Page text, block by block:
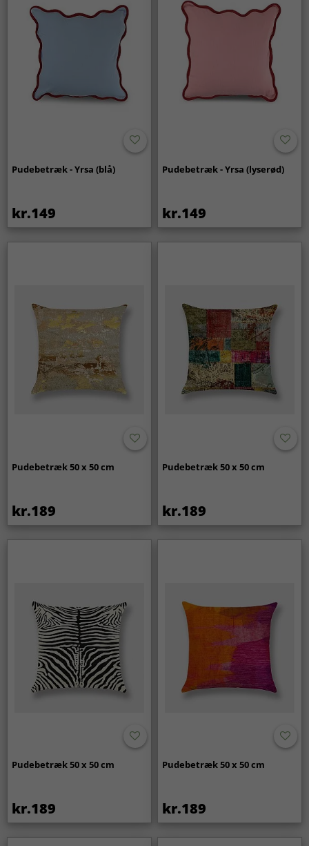
Pudebetræk - Yrsa (blå)
kr.149
Pudebetræk - Yrsa (lyserød)
kr.149
Pudebetræk 50 x 50 cm
kr.189
Pudebetræk 50 x 50 cm
kr.189
Pudebetræk 50 x 50 cm
kr.189
Pudebetræk 50 x 50 cm
kr.189